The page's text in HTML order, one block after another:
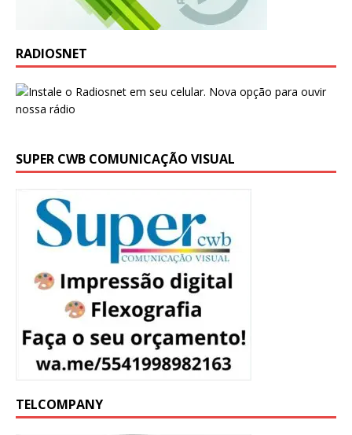
RADIOSNET
SUPER CWB COMUNICAÇÃO VISUAL
TELCOMPANY